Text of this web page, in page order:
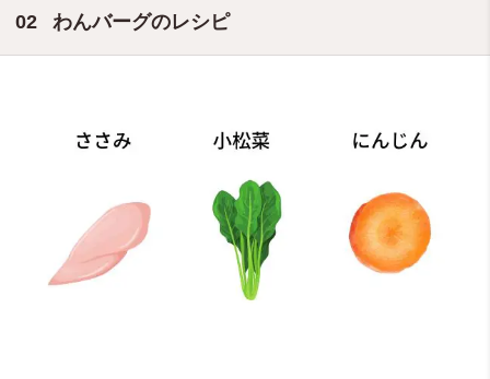
わんバーグのレシピ